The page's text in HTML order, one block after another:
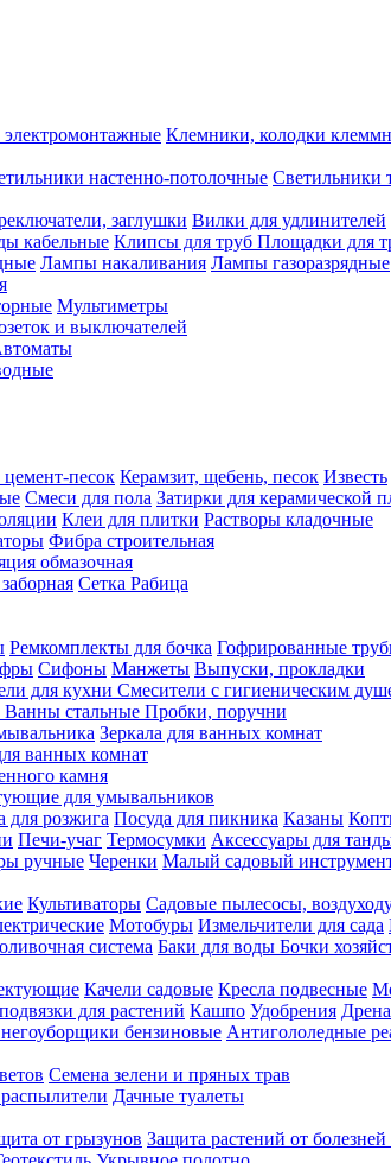
Клемники, колодки
настенно-потолочные Светильники
заглушки Вилки для удлинителей
кабельные Клипсы для труб Площадки для
Лампы накаливания Лампы газоразрядные
Мультиметры
и выключателей
песок Керамзит, щебень, песок Известь
Смеси для пола Затирки для керамической
Клеи для плитки Растворы кладочные
Фибра строительная
обмазочная
Сетка Рабица
Ремкомплекты для бочка Гофрированные
Сифоны Манжеты Выпуски, прокладки
для кухни Смесители с гигиеническим
Ванны стальные Пробки, поручни
Зеркала для ванных комнат
ванных комнат
камня
для умывальников
для розжига Посуда для пикника Казаны
Печи-учаг Термосумки Аксессуары для
ручные Черенки Малый садовый
Культиваторы Садовые пылесосы,
Мотобуры Измельчители для сада
система Баки для воды Бочки
Качели садовые Кресла подвесные
для растений Кашпо Удобрения
бензиновые Антигололедные
Семена зелени и пряных трав
Дачные туалеты
от грызунов Защита растений от